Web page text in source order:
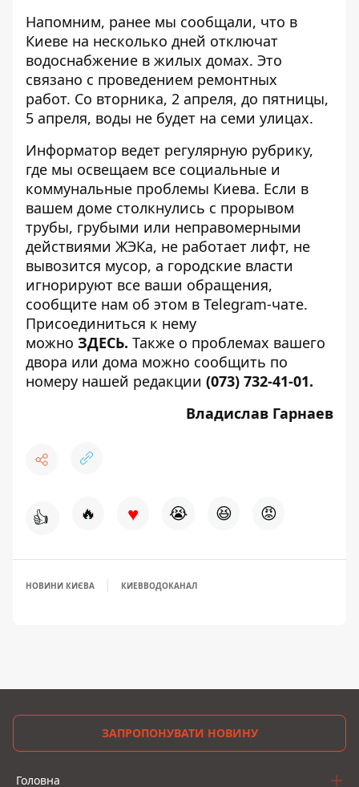
Напомним, ранее мы сообщали, что в
Киеве на несколько дней отключат
водоснабжение в жилых домах. Это
связано с проведением ремонтных
работ. Со вторника, 2 апреля, до пятницы,
5 апреля, воды не будет на семи улицах.
Информатор ведет регулярную рубрику,
где мы освещаем все социальные и
коммунальные проблемы Киева. Если в
вашем доме столкнулись с прорывом
трубы, грубыми или неправомерными
действиями ЖЭКа, не работает лифт, не
вывозится мусор, а городские власти
игнорируют все ваши обращения,
сообщите нам об этом в Telegram-чате.
Присоединиться к нему
можно ЗДЕСЬ. Также о проблемах вашего
двора или дома можно сообщить по
номеру нашей редакции (073) 732-41-01.
Владислав Гарнаев
👍 🔥 ♥ 😭 😆 😡
НОВИНИ КИЄВА КИЕВВОДОКАНАЛ
ЗАПРОПОНУВАТИ НОВИНУ
Головна